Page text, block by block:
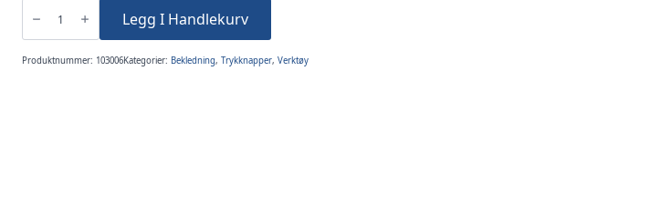
10,5mm
100sett
400deler
Legg I Handlekurv
Produktnummer: 103006Kategorier: Bekledning, Trykknapper, Verktøy